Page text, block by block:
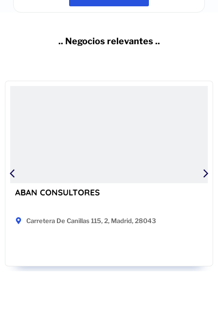
.. Negocios relevantes ..
ABAN CONSULTORES
Carretera De Canillas 115, 2, Madrid, 28043